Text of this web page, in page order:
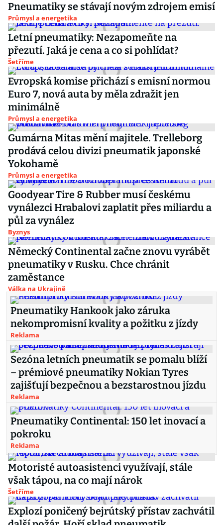
Pneumatiky se stávají novým zdrojem emisí
Průmysl a energetika
Letní pneumatiky: Nezapomeňte na
přezutí. Jaká je cena a co si pohlídat?
Šetříme
Evropská komise přichází s emisní normou
Euro 7, nová auta by měla zdražit jen
minimálně
Průmysl a energetika
Gumárna Mitas mění majitele. Trelleborg
prodává celou divizi pneumatik japonské
Yokohamě
Průmysl a energetika
Goodyear Tire & Rubber musí českému
vynálezci Hrabalovi zaplatit přes miliardu a
půl za vynález
Byznys
Německý Continental začne znovu vyrábět
pneumatiky v Rusku. Chce chránit
zaměstance
Válka na Ukrajině
Pneumatiky Hankook jako záruka
nekompromisní kvality a požitku z jízdy
Reklama
Sezóna letních pneumatik se pomalu blíží
– prémiové pneumatiky Nokian Tyres
zajišťují bezpečnou a bezstarostnou jízdu
Reklama
Pneumatiky Continental: 150 let inovací a
pokroku
Reklama
Motoristé autoasistenci využívají, stále
však tápou, na co mají nárok
Šetříme
Explozí poničený bejrútský přístav zachvátil